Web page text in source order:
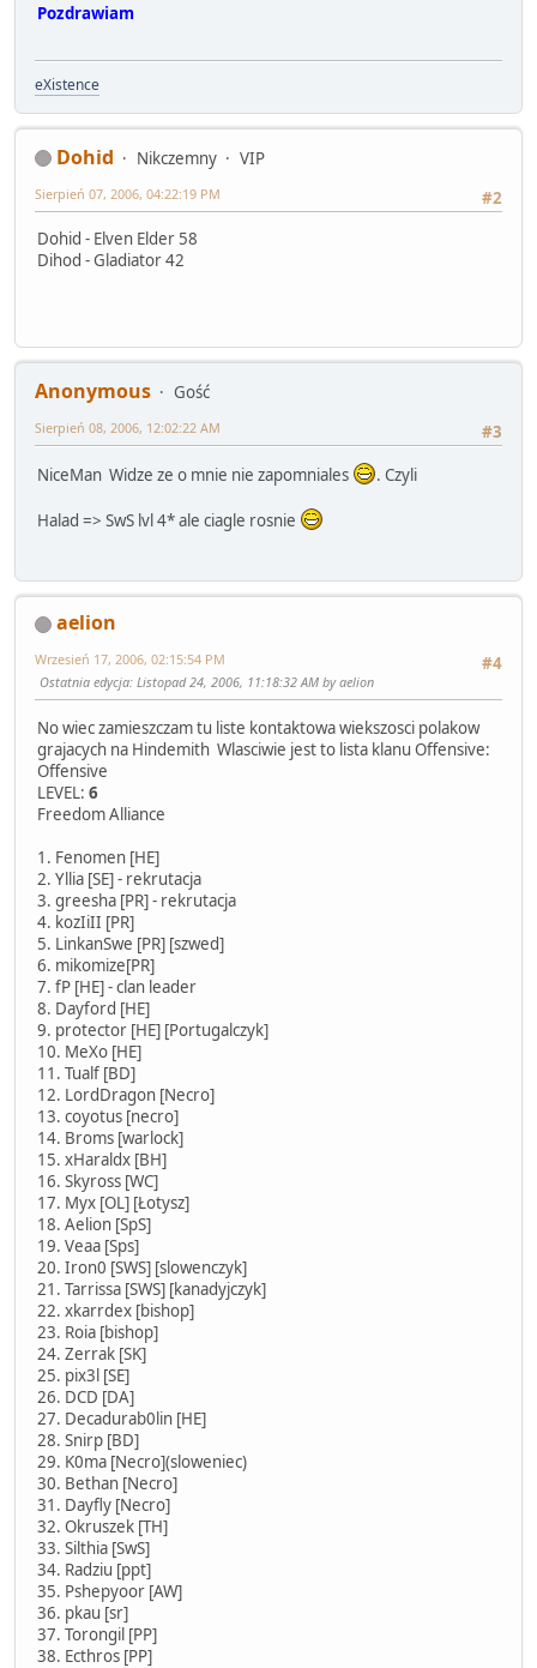
Pozdrawiam
eXistence
Dohid Nikczemny
VIP
#2
Sierpień 07, 2006, 04:22:19 PM
Dohid - Elven Elder 58
Dihod - Gladiator 42
Anonymous
Gość
#3
Sierpień 08, 2006, 12:02:22 AM
NiceMan Widze ze o mnie nie zapomniales . Czyli
Halad => SwS lvl 4* ale ciagle rosnie
aelion
#4
Wrzesień 17, 2006, 02:15:54 PM
Ostatnia edycja: Listopad 24, 2006, 11:18:32 AM by aelion
No wiec zamieszczam tu liste kontaktowa wiekszosci polakow
grajacych na Hindemith Wlasciwie jest to lista klanu Offensive:
Offensive
LEVEL: 6
Freedom Alliance
1. Fenomen [HE]
2. Yllia [SE] - rekrutacja
3. greesha [PR] - rekrutacja
4. kozIiII [PR]
5. LinkanSwe [PR] [szwed]
6. mikomize[PR]
7. fP [HE] - clan leader
8. Dayford [HE]
9. protector [HE] [Portugalczyk]
10. MeXo [HE]
11. Tualf [BD]
12. LordDragon [Necro]
13. coyotus [necro]
14. Broms [warlock]
15. xHaraldx [BH]
16. Skyross [WC]
17. Myx [OL] [Łotysz]
18. Aelion [SpS]
19. Veaa [Sps]
20. Iron0 [SWS] [slowenczyk]
21. Tarrissa [SWS] [kanadyjczyk]
22. xkarrdex [bishop]
23. Roia [bishop]
24. Zerrak [SK]
25. pix3l [SE]
26. DCD [DA]
27. Decadurab0lin [HE]
28. Snirp [BD]
29. K0ma [Necro](sloweniec)
30. Bethan [Necro]
31. Dayfly [Necro]
32. Okruszek [TH]
33. Silthia [SwS]
34. Radziu [ppt]
35. Pshepyoor [AW]
36. pkau [sr]
37. Torongil [PP]
38. Ecthros [PP]